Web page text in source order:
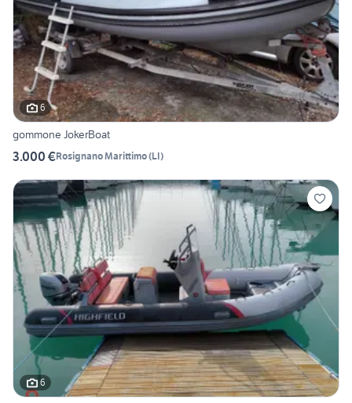
6
gommone JokerBoat
3.000 €Rosignano Marittimo(LI)
6